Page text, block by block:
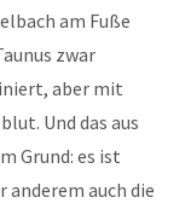
am Fuße
zwar
aber mit
Und das aus
Grund: es ist
anderem auch die